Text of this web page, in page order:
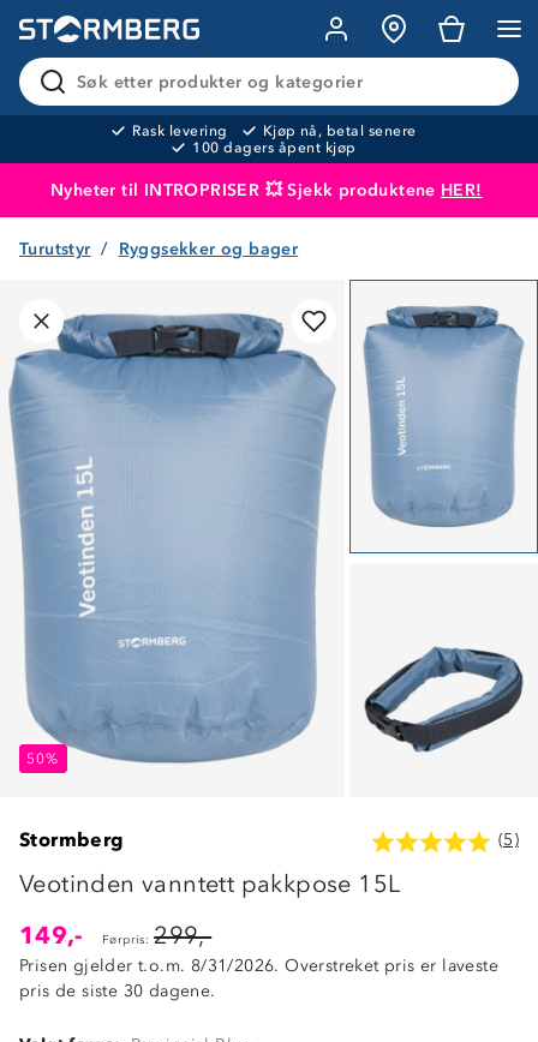
Søk etter produkter og kategorier
Rask levering
Kjøp nå, betal senere
100 dagers åpent kjøp
Nyheter til INTROPRISER 💥 Sjekk produktene HER!
Produktet er lagt i handlekurven
Turutstyr Ryggsekker og bager
50%
50%
Stormberg (5)
Veotinden vanntett pakkpose 15L
149,-
Førpris: 299,-
Prisen gjelder t.o.m. 8/31/2026. Overstreket pris er laveste
pris de siste 30 dagene.